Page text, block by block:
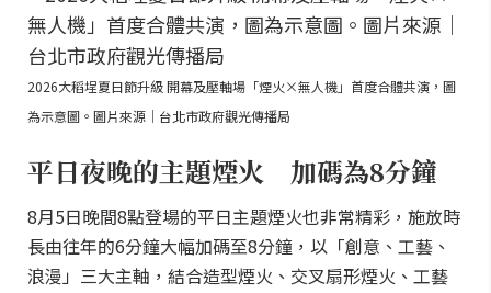
2026大稻埕夏日節升級 開幕及壓軸場「煙火×無人機」首度合體共演，圖
為示意圖。圖片來源｜台北市政府觀光傳播局
平日夜晚的主題煙火 加碼為8分鐘
8月5日晚間8點登場的平日主題煙火也非常精彩，施放時
長由往年的6分鐘大幅加碼至8分鐘，以「創意、工藝、
浪漫」三大主軸，結合造型煙火、交叉扇形煙火、工藝